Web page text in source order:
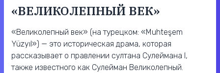
«ВЕЛИКОЛЕПНЫЙ ВЕК»
«Великолепный век» (на турецком: «Muhteşem
Yüzyıl») — это историческая драма, которая
рассказывает о правлении султана Сулеймана I,
также известного как Сулейман Великолепный.